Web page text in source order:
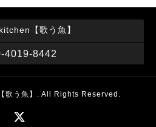
【歌う魚】
4019-8442
う魚】 . All Rights Reserved.